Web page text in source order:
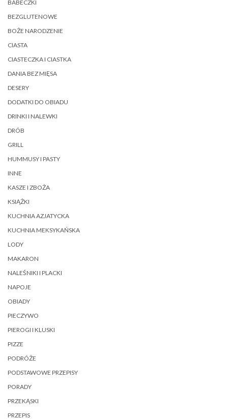
BABECZKI
BEZGLUTENOWE
BOŻE NARODZENIE
CIASTA
CIASTECZKA I CIASTKA
DANIA BEZ MIĘSA
DESERY
DODATKI DO OBIADU
DRINKI I NALEWKI
DRÓB
GRILL
HUMMUSY I PASTY
INNE
KASZE I ZBOŻA
KSIĄŻKI
KUCHNIA AZJATYCKA
KUCHNIA MEKSYKAŃSKA
LODY
MAKARON
NALEŚNIKI I PLACKI
NAPOJE
OBIADY
PIECZYWO
PIEROGI I KLUSKI
PIZZE
PODRÓŻE
PODSTAWOWE PRZEPISY
PORADY
PRZEKĄSKI
PRZEPIS